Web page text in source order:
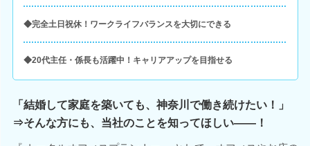
◆完全土日祝休！ワークライフバランスを大切にできる
◆20代主任・係長も活躍中！キャリアアップを目指せる
「結婚して家庭を築いても、神奈川で働き続けたい！」
⇒そんな方にも、当社のことを知ってほしい――！